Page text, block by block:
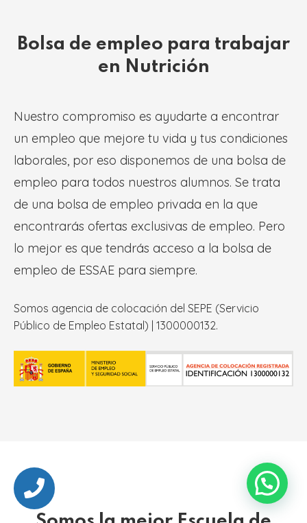
Bolsa de empleo para trabajar
en Nutrición
Nuestro compromiso es ayudarte a encontrar
un empleo que mejore tu vida y tus condiciones
laborales, por eso disponemos de una bolsa de
empleo para todos nuestros alumnos. Se trata
de una bolsa de empleo privada en la que
encontrarás ofertas exclusivas de empleo. Pero
lo mejor es que tendrás acceso a la bolsa de
empleo de ESSAE para siempre.
Somos agencia de colocación del SEPE (Servicio
Público de Empleo Estatal) | 1300000132.